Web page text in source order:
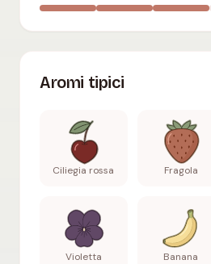
Aromi tipici
Ciliegia rossa Fragola
Violetta Banana